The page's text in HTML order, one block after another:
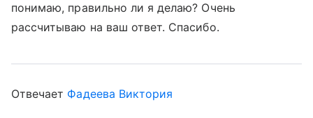
понимаю, правильно ли я делаю? Очень
рассчитываю на ваш ответ. Спасибо.
Отвечает Фадеева Виктория